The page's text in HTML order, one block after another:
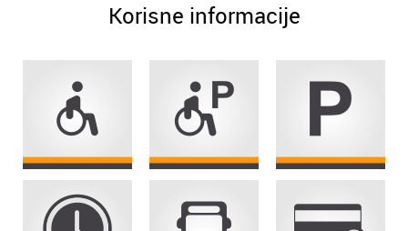
Korisne informacije